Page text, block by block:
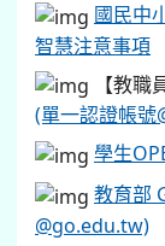
國民中
智慧注意事項
【教職
(單一認證帳
學生
教育部
@go.edu.tw)